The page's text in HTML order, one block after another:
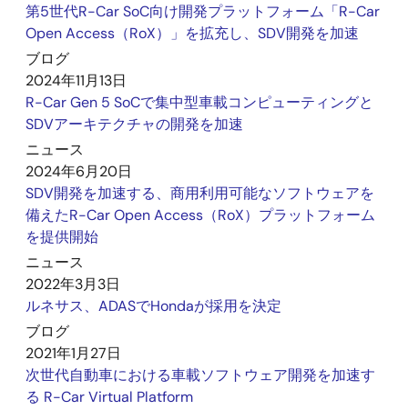
第5世代R-Car SoC向け開発プラットフォーム「R-Car
Open Access（RoX）」を拡充し、SDV開発を加速
ブログ
2024年11月13日
R-Car Gen 5 SoCで集中型車載コンピューティングと
SDVアーキテクチャの開発を加速
ニュース
2024年6月20日
SDV開発を加速する、商用利用可能なソフトウェアを
備えたR-Car Open Access（RoX）プラットフォーム
を提供開始
ニュース
2022年3月3日
ルネサス、ADASでHondaが採用を決定
ブログ
2021年1月27日
次世代自動車における車載ソフトウェア開発を加速す
る R-Car Virtual Platform